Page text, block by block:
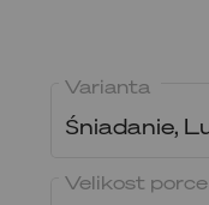
Varianta
Velikost porce